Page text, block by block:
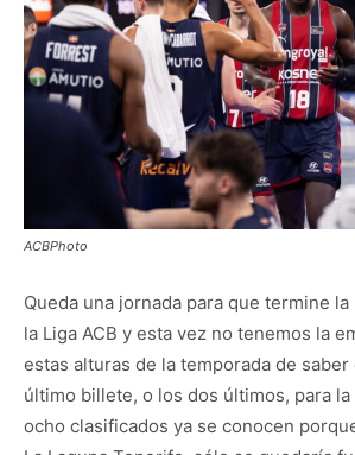
ACBPhoto
Queda una jornada para que termine
la Liga ACB y esta vez no tenemos la
estas alturas de la temporada de
último billete, o los dos últimos, para la
ocho clasificados ya se conocen